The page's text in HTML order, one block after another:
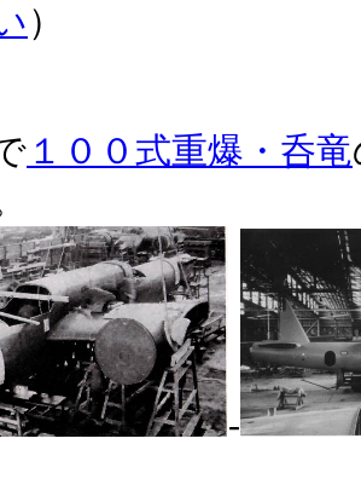
）
１００式重爆・呑竜
-